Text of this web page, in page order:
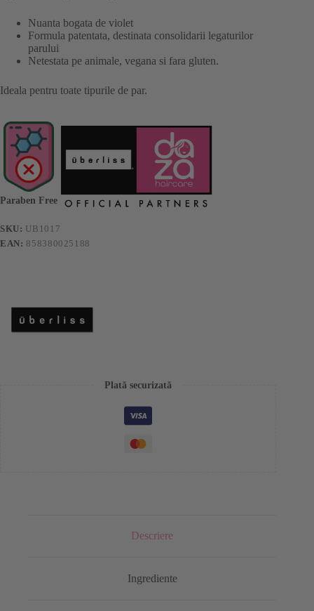
Nuanta bogata de violet
Formula patentata, destinata consolidarii legaturilor
parului
Netestata pe animale, vegana si fara gluten.
Ideala pentru toate tipurile de par.
Paraben Free
SKU: UB1017
EAN: 858380025188
Plată securizată
Descriere
Ingrediente